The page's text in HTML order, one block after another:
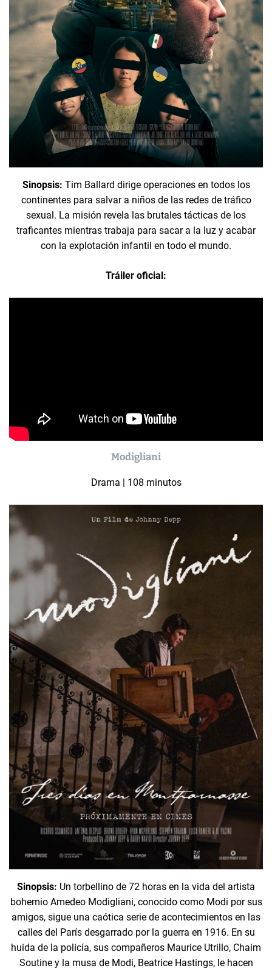
Sinopsis: Tim Ballard dirige operaciones en todos los
continentes para salvar a niños de las redes de tráfico
sexual. La misión revela las brutales tácticas de los
traficantes mientras trabaja para sacar a la luz y acabar
con la explotación infantil en todo el mundo.
Tráiler oficial:
Modigliani
Drama | 108 minutos
Sinopsis: Un torbellino de 72 horas en la vida del artista
bohemio Amedeo Modigliani, conocido como Modi por sus
amigos, sigue una caótica serie de acontecimientos en las
calles del París desgarrado por la guerra en 1916. En su
huida de la policía, sus compañeros Maurice Utrillo, Chaim
Soutine y la musa de Modi, Beatrice Hastings, le hacen